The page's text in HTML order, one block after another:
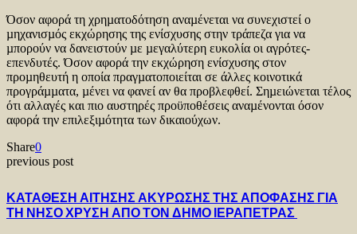
Όσον αφορά τη χρηµατοδότηση αναµένεται να συνεχιστεί ο
µηχανισµός εκχώρησης της ενίσχυσης στην τράπεζα για να
µπορούν να δανειστούν µε µεγαλύτερη ευκολία οι αγρότες-
επενδυτές. Όσον αφορά την εκχώρηση ενίσχυσης στον
προµηθευτή η οποία πραγµατοποιείται σε άλλες κοινοτικά
προγράµµατα, µένει να φανεί αν θα προβλεφθεί. Σηµειώνεται τέλος
ότι αλλαγές και πιο αυστηρές προϋποθέσεις αναµένονται όσον
αφορά την επιλεξιµότητα των δικαιούχων.
Share0
previous post
ΚΑΤΑΘΕΣΗ ΑΙΤΗΣΗΣ ΑΚΥΡΩΣΗΣ ΤΗΣ ΑΠΟΦΑΣΗΣ ΓΙΑ
ΤΗ ΝΗΣΟ ΧΡΥΣΗ ΑΠΟ ΤΟΝ ΔΗΜΟ ΙΕΡΑΠΕΤΡΑΣ